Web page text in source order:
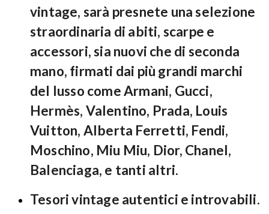
vintage, sarà presnete una selezione
straordinaria di abiti, scarpe e
accessori, sia nuovi che di seconda
mano, firmati dai più grandi marchi
del lusso come Armani, Gucci,
Hermès, Valentino, Prada, Louis
Vuitton, Alberta Ferretti, Fendi,
Moschino, Miu Miu, Dior, Chanel,
Balenciaga, e tanti altri.
Tesori vintage autentici e introvabili.